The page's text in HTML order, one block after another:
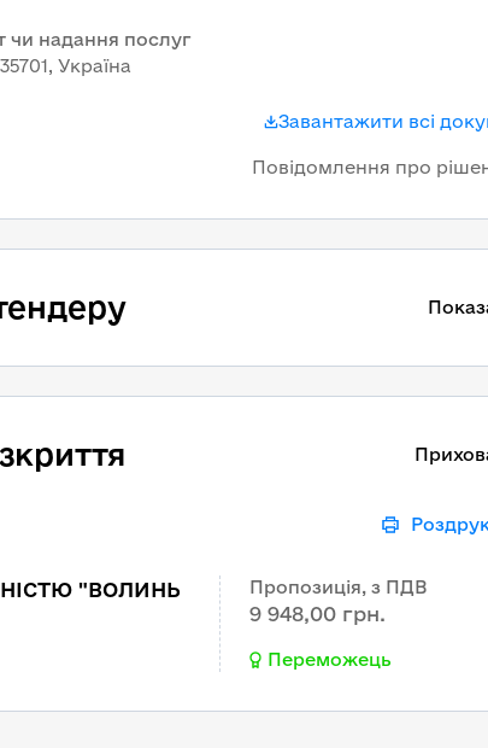
чи надання послуг
Україна
Завантажити всі
Повідомлення про
"ВОЛИНЬ
Пропозиція, з ПДВ
9 948,00 грн.
Переможець